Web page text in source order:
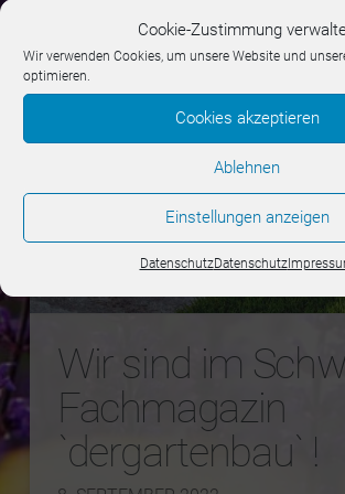
Cookie-Zustimmung
Wir verwenden Cookies, um unsere Website und
optimieren.
Cookies akzeptieren
Ablehnen
Einstellungen anzeigen
DatenschutzDatenschutz
Wir sind im
Fachmagazin
`dergartenbau` !